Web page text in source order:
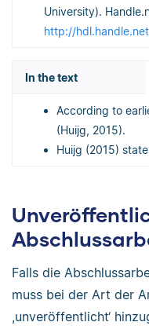
University).
http://
In the text
According to
(Huijg, 2015).
Huijg (2015)
Falls die
muss bei der Art der
,unveröffentlicht‘